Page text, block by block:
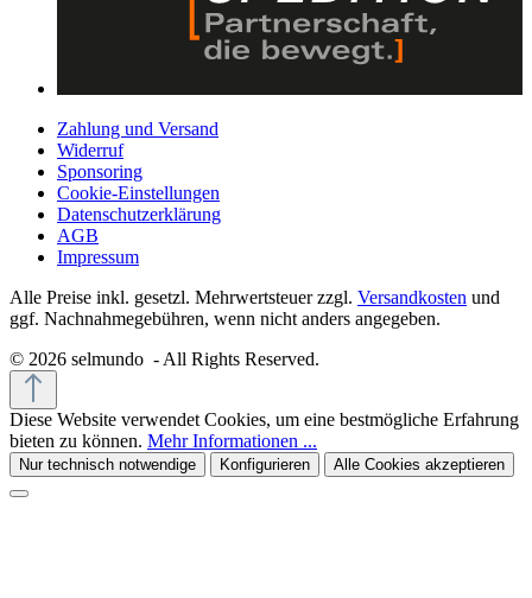
Zahlung und Versand
Widerruf
Sponsoring
Cookie-Einstellungen
Datenschutzerklärung
AGB
Impressum
Alle Preise inkl. gesetzl. Mehrwertsteuer zzgl. Versandkosten und
ggf. Nachnahmegebühren, wenn nicht anders angegeben.
© 2026 selmundo - All Rights Reserved.
Diese Website verwendet Cookies, um eine bestmögliche Erfahrung
bieten zu können. Mehr Informationen ...
Nur technisch notwendige Konfigurieren Alle Cookies akzeptieren